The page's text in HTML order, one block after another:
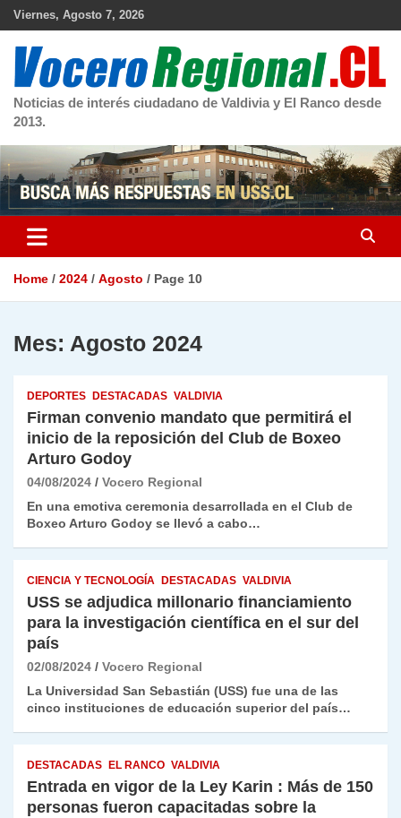
Skip
Viernes, Agosto 7, 2026
Noticias de interés ciudadano de Valdivia y El Ranco desde
2013.
Home 2024 Agosto Page 10
Mes: Agosto 2024
DEPORTES DESTACADAS VALDIVIA
Firman convenio mandato que permitirá el
inicio de la reposición del Club de Boxeo
Arturo Godoy
04/08/2024
Vocero Regional
En una emotiva ceremonia desarrollada en el Club de
Boxeo Arturo Godoy se llevó a cabo…
CIENCIA Y TECNOLOGÍA DESTACADAS VALDIVIA
USS se adjudica millonario financiamiento
para la investigación científica en el sur del
país
02/08/2024
Vocero Regional
La Universidad San Sebastián (USS) fue una de las
cinco instituciones de educación superior del país…
DESTACADAS EL RANCO VALDIVIA
Entrada en vigor de la Ley Karin : Más de 150
personas fueron capacitadas sobre la